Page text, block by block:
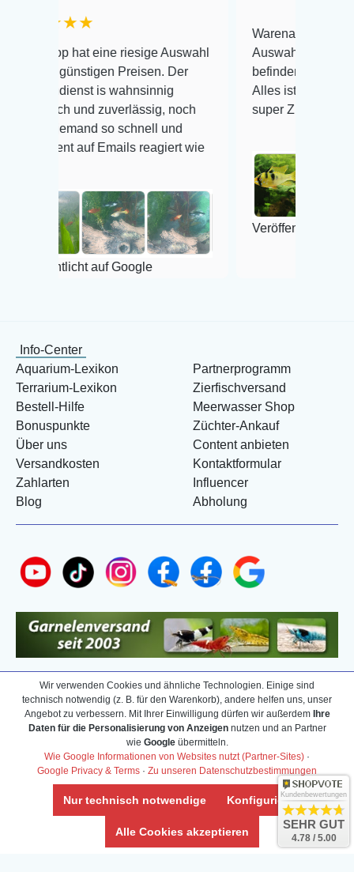
eine riesige Auswahl
Preisen. Der
is wahnsinnig
und zuverlässig, noch
so schnell und
auf Emails reagiert wie
auf Google
Warenanlieferung Top und die
Auswahl plus
befinden der Fische
Alles ist quick lebendig und im
super Zustand. Gerne wieder
Veröffentlicht auf Google
Info-Center
Aquarium-Lexikon
Terrarium-Lexikon
Bestell-Hilfe
Bonuspunkte
Über uns
Versandkosten
Zahlarten
Blog
Partnerprogramm
Zierfischversand
Meerwasser Shop
Züchter-Ankauf
Content anbieten
Kontaktformular
Influencer
Abholung
Wir verwenden Cookies und ähnliche Technologien. Einige sind
technisch notwendig (z. B. für den Warenkorb), andere helfen uns, unser
Angebot zu verbessern. Mit Ihrer Einwilligung dürfen wir außerdem Ihre
Daten für die Personalisierung von Anzeigennutzen und an Partner
wie Googleübermitteln.
Wie Google Informationen von Websites nutzt (Partner-Sites) ·
Google Privacy & Terms · Zu unseren Datenschutzbestimmungen
Nur technisch notwendige Konfigurieren
Alle Cookies akzeptieren
Kundenbewertungen
SEHR GUT
4.78 / 5.00